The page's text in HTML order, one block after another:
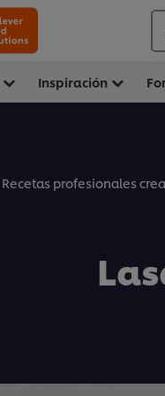
Inspiración
Recetas profesionales